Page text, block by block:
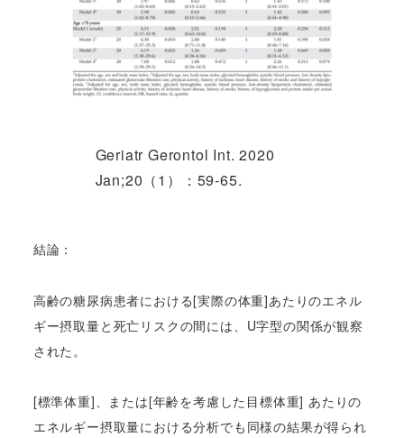
Geriatr Gerontol Int. 2020
Jan;20（1）：59-65.
結論：
高齢の糖尿病患者における[実際の体重]あたりのエネル
ギー摂取量と死亡リスクの間には、U字型の関係が観察
された。
[標準体重]、または[年齢を考慮した目標体重] あたりの
エネルギー摂取量における分析でも同様の結果が得られ